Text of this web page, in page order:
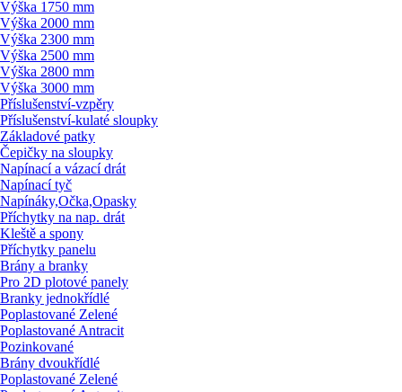
Výška 1750 mm
Výška 2000 mm
Výška 2300 mm
Výška 2500 mm
Výška 2800 mm
Výška 3000 mm
Příslušenství-vzpěry
Příslušenství-kulaté sloupky
Základové patky
Čepičky na sloupky
Napínací a vázací drát
Napínací tyč
Napínáky,Očka,Opasky
Příchytky na nap. drát
Kleště a spony
Příchytky panelu
Brány a branky
Pro 2D plotové panely
Branky jednokřídlé
Poplastované Zelené
Poplastované Antracit
Pozinkované
Brány dvoukřídlé
Poplastované Zelené